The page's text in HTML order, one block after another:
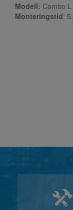
Modell:
Monteringstid: